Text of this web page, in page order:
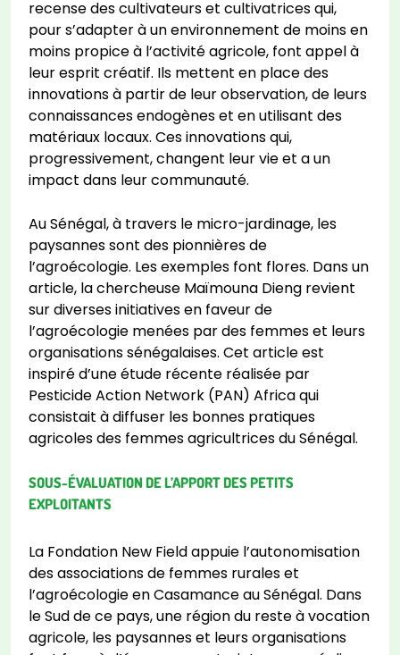
recense des cultivateurs et cultivatrices qui,
pour s’adapter à un environnement de moins en
moins propice à l’activité agricole, font appel à
leur esprit créatif. Ils mettent en place des
innovations à partir de leur observation, de leurs
connaissances endogènes et en utilisant des
matériaux locaux. Ces innovations qui,
progressivement, changent leur vie et a un
impact dans leur communauté.
Au Sénégal, à travers le micro-jardinage, les
paysannes sont des pionnières de
l’agroécologie. Les exemples font flores. Dans un
article, la chercheuse Maïmouna Dieng revient
sur diverses initiatives en faveur de
l’agroécologie menées par des femmes et leurs
organisations sénégalaises. Cet article est
inspiré d’une étude récente réalisée par
Pesticide Action Network (PAN) Africa qui
consistait à diffuser les bonnes pratiques
agricoles des femmes agricultrices du Sénégal.
SOUS-ÉVALUATION DE L’APPORT DES PETITS
EXPLOITANTS
La Fondation New Field appuie l’autonomisation
des associations de femmes rurales et
l’agroécologie en Casamance au Sénégal. Dans
le Sud de ce pays, une région du reste à vocation
agricole, les paysannes et leurs organisations